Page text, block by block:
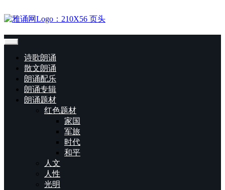
诗歌朗诵
散文朗诵
朗诵配乐
朗诵专辑
朗诵题材
红色题材
家国
军旅
时代
和平
人文
人性
光明